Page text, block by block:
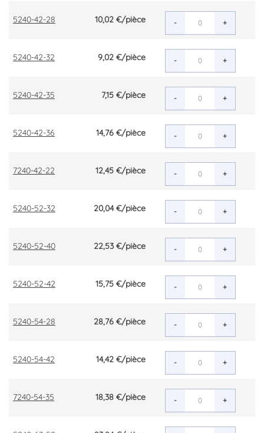
5240-42-28 10,02 €/pièce - +
5240-42-32 9,02 €/pièce - +
5240-42-35 7,15 €/pièce - +
5240-42-36 14,76 €/pièce - +
7240-42-22 12,45 €/pièce - +
5240-52-32 20,04 €/pièce - +
5240-52-40 22,53 €/pièce - +
5240-52-42 15,75 €/pièce - +
5240-54-28 28,76 €/pièce - +
5240-54-42 14,42 €/pièce - +
7240-54-35 18,38 €/pièce - +